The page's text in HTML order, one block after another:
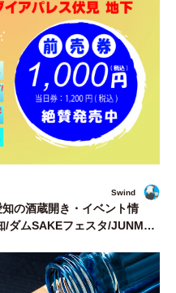
Swind
の酒蔵開き・イベント情
ダムSAKEフェスタ/JUNMAI
埜酒造ほか